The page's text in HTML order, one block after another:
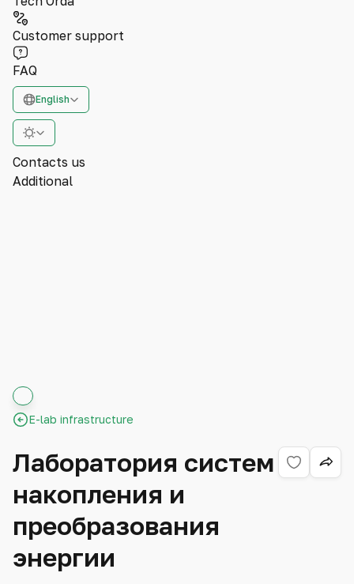
Customer support
FAQ
English
Contacts us
Additional
E-lab infrastructure
Лаборатория систем
накопления и
преобразования
энергии